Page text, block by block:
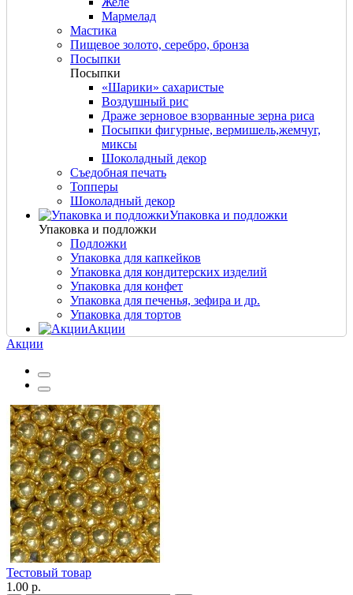
Мармелад
Мастика
Пищевое золото, серебро, бронза
Посыпки
Посыпки
«Шарики» сахаристые
Воздушный рис
Драже зерновое взорванные зерна риса
Посыпки фигурные, вермишель,жемчуг,
миксы
Шоколадный декор
Съедобная печать
Топперы
Шоколадный декор
Упаковка и подложки
Упаковка и подложки
Подложки
Упаковка для капкейков
Упаковка для кондитерских изделий
Упаковка для конфет
Упаковка для печенья, зефира и др.
Упаковка для тортов
Акции
Акции
Тестовый товар
1.00 р.